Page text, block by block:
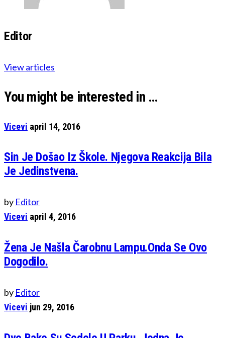
Editor
View articles
You might be interested in …
Vicevi april 14, 2016
Sin Je Došao Iz Škole. Njegova Reakcija Bila
Je Jedinstvena.
by Editor
Vicevi april 4, 2016
Žena Je Našla Čarobnu Lampu.Onda Se Ovo
Dogodilo.
by Editor
Vicevi jun 29, 2016